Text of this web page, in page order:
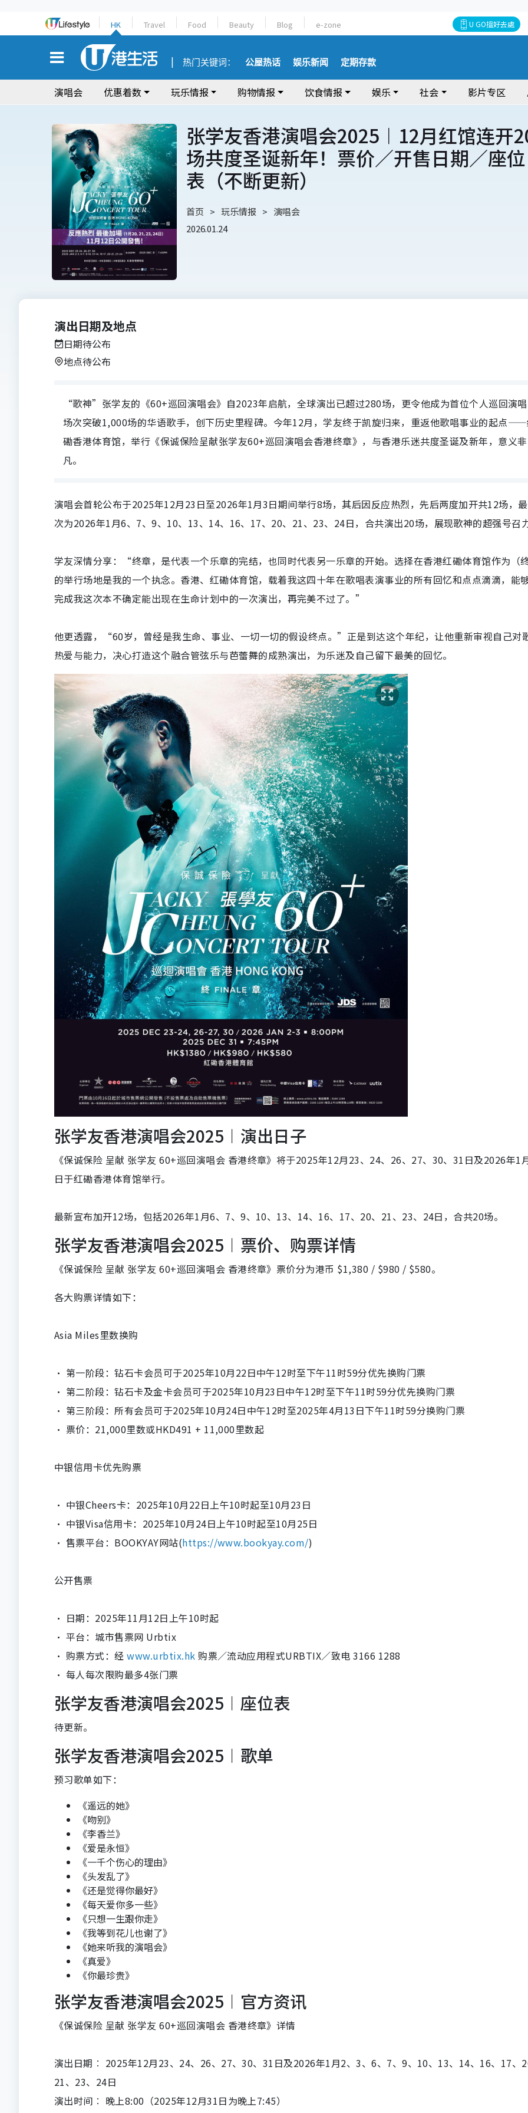
HK Travel Food Beauty Blog e-zone U GO搵好去處
热门关键词： 公屋热话 娱乐新闻 定期存款
演唱会 优惠着数 玩乐情报 购物情报 饮食情报 娱乐 社会 影片专区
张学友香港演唱会2025︱12月红馆连开
场共度圣诞新年！票价／开售日期／座位
表（不断更新）
首页 玩乐情报
演唱会
2026.01.24
演出日期及地点
日期待公布
地点待公布
“歌神”张学友的《60+巡回演唱会》自2023年启航，全球演出已超过280场，更令他成为首位个人巡回演
场次突破1,000场的华语歌手，创下历史里程碑。今年12月，学友终于凯旋归来，重返他歌唱事业的起点
磡香港体育馆，举行《保诚保险呈献张学友60+巡回演唱会香港终章》，与香港乐迷共度圣诞及新年，意义非
凡。
演唱会首轮公布于2025年12月23日至2026年1月3日期间举行8场，其后因反应热烈，先后两度加开共12场，
次为2026年1月6、7、9、10、13、14、16、 17、20、21、23、24日，合共演出20场， 展现歌神的超强号召
学友深情分享：“终章，是代表一个乐章的完结， 也同时代表另一乐章的开始。选择在香港红磡体育馆作为（
的举行场地是我的一个执念。香港、红磡体育馆， 载着我这四十年在歌唱表演事业的所有回忆和点点滴滴， 能
完成我这次本不确定能出现在生命计划中的一次演出， 再完美不过了。”
他更透露，“60岁，曾经是我生命、事业、一切一切的假设终点。”正是到达这个年纪，让他重新审视自己对
热爱与能力， 决心打造这个融合管弦乐与芭蕾舞的成熟演出， 为乐迷及自己留下最美的回忆。
张学友香港演唱会2025︱演出日子
《保诚保险 呈献 张学友 60+巡回演唱会 香港终章》将于2025年12月23、24、26、27、30、 31日及2026年1
日于红磡香港体育馆举行。
最新宣布加开12场，包括2026年1月6、7、9、10、13、14、16、17、20、21、23、24日， 合共20场。
张学友香港演唱会2025︱票价、购票详情
《保诚保险 呈献 张学友 60+巡回演唱会 香港终章》票价分为港币 $1,380 / $980 / $580。
各大购票详情如下：
Asia Miles里数换购
· 第一阶段：钻石卡会员可于2025年10月22日中午12时至下午11时59分优先换购门票
· 第二阶段：钻石卡及金卡会员可于2025年10月23日中午12时至下午11时59分优先换购门票
· 第三阶段：所有会员可于2025年10月24日中午12时至2025年4月13日下午11时59分换购门票
· 票价：21,000里数或HKD491 + 11,000里数起
中银信用卡优先购票
· 中银Cheers卡： 2025年10月22日上午10时起至10月23日
· 中银Visa信用卡： 2025年10月24日上午10时起至10月25日
· 售票平台：BOOKYAY网站(https://www.bookyay.com/)
公开售票
· 日期：2025年11月12日上午10时起
· 平台：城市售票网 Urbtix
· 购票方式：经www.urbtix.hk 购票／流动应用程式URBTIX／致电 3166 1288
· 每人每次限购最多4张门票
张学友香港演唱会2025︱座位表
待更新。
张学友香港演唱会2025︱歌单
预习歌单如下：
《遥远的她》
《吻别》
《李香兰》
《爱是永恒》
《一千个伤心的理由》
《头发乱了》
《还是觉得你最好》
《每天爱你多一些》
《只想一生跟你走》
《我等到花儿也谢了》
《她来听我的演唱会》
《真爱》
《你最珍贵》
张学友香港演唱会2025︱官方资讯
《保诚保险 呈献 张学友 60+巡回演唱会 香港终章》详情
演出日期︰ 2025年12月23、24、26、27、30、 31日及2026年1月2、3、6、7、9、10、13、14、 16、17、
21、23、24日
演出时间︰ 晚上8:00（2025年12月31日为晚上7:45）